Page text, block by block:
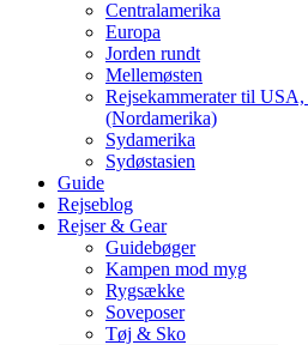
Centralamerika
Europa
Jorden rundt
Mellemøsten
Rejsekammerater til
(Nordamerika)
Sydamerika
Sydøstasien
Guide
Rejseblog
Rejser & Gear
Guidebøger
Kampen mod myg
Rygsække
Soveposer
Tøj & Sko